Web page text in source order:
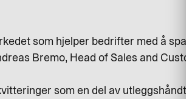
som hjelper bedrifter med å
Bremo, Head of Sales and
som en del av